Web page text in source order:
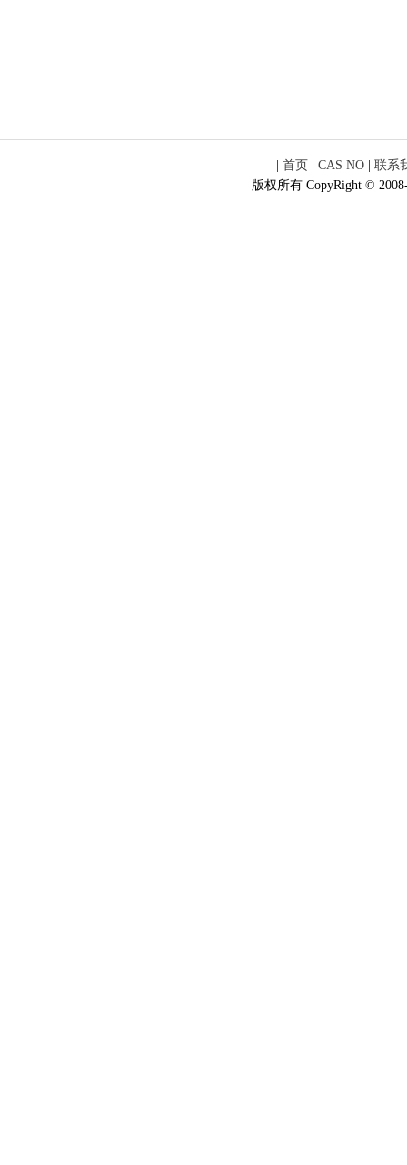
| 首页 | CAS NO | 联系
版权所有 CopyRight ©